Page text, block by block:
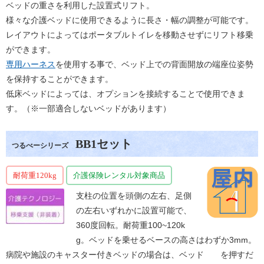
ベッドの重さを利用した設置式リフト。
様々な介護ベッドに使用できるように長さ・幅の調整が可能です。
レイアウトによってはポータブルトイレを移動させずにリフト移乗
ができます。
専用ハーネスを使用する事で、ベッド上での背面開放の端座位姿勢
を保持することができます。
低床ベッドによっては、オプションを接続することで使用できま
す。
（※一部適合しないベッドがあります）
つるべーシリーズ BB1セット
耐荷重120kg 介護保険レンタル対象商品
支柱の位置を頭側の左右、足側
の左右いずれかに設置可能で、
360度回転。耐荷重100~120k
g。 ベッドを乗せるベースの高さはわずか3mm。
病院や施設のキャスター付きベッドの場合は、ベッド を押すだ